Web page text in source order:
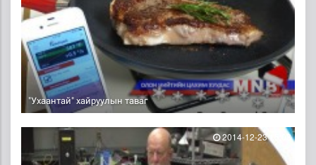
"Ухаантай" хайруулын таваг
2014-12-23 15:03